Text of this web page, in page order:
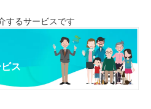
するサービスです
ス